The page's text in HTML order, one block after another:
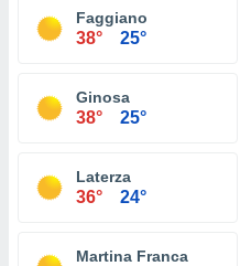
Faggiano
38° 25°
Ginosa
38° 25°
Laterza
36° 24°
Martina Franca